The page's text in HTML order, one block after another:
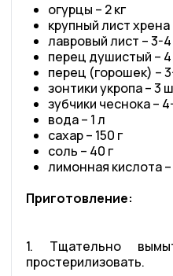
огурцы – 2 кг
крупный лист хрена
лавровый лист – 3-
перец душистый –
перец (горошек) –
зонтики укропа – 3
зубчики чеснока –
вода – 1 л
сахар – 150 г
соль – 40 г
лимонная кислота –
Приготовление:
1. Тщательно
простерилизовать.